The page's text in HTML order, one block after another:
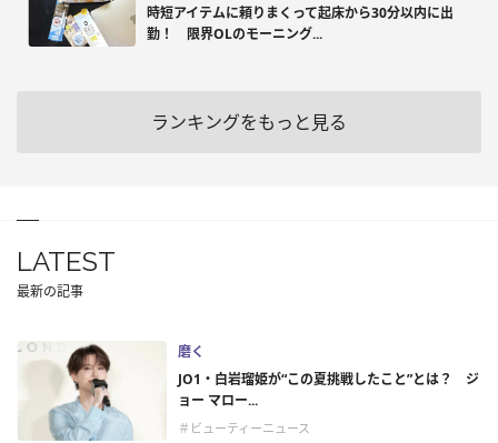
時短アイテムに頼りまくって起床から30分以内に出
勤！ 限界OLのモーニング...
ランキングをもっと見る
LATEST
最新の記事
磨く
JO1・白岩瑠姫が“この夏挑戦したこと”とは？ ジ
ョー マロー...
＃ビューティーニュース